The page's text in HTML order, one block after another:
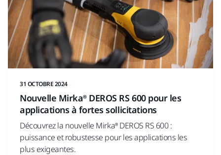
31 OCTOBRE 2024
Nouvelle Mirka® DEROS RS 600 pour les
applications à fortes sollicitations
Découvrez la nouvelle Mirka® DEROS RS 600 :
puissance et robustesse pour les applications les
plus exigeantes.